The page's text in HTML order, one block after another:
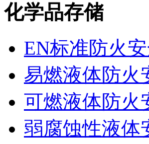
化学品存储
EN标准防火
易燃液体防火
可燃液体防火
弱腐蚀性液体